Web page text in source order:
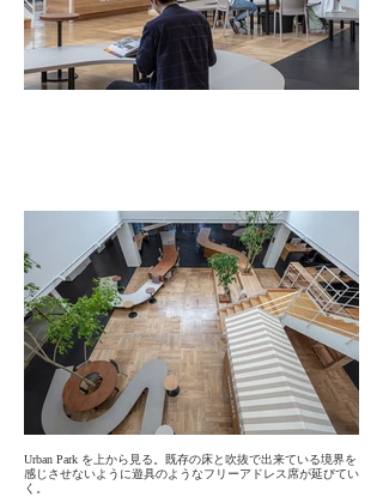
Urban Park を上から見る。既存の床と吹抜で出来ている境界を
感じさせないように遊具のようなフリーアドレス席が延びてい
く。